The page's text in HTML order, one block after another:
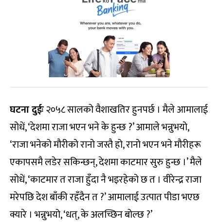
घटना दुईः२०५८ सालको वैशाखतिर हुनपर्छ । मैले आमालाई
सोधें, ‘देशमा राजा भएन भने के हुन्छ ?’ आमाले भन्नुभयो,
‘राजा भनेको मौरीको रानो जस्तै हो, रानो भएन भने मौरीहरू
एकापसमै लडेर सकिन्छन्, देशमा काटमार सुरु हुन्छ ।’ मैले
सोधें, ‘काटमार त राजा हुँदा नै भइरहेको छ त । वीरेन्द्र राजा
मरेपछि देश बाँकी रहँदैन त ?’ आमालाई उत्पात पीडा भएछ
क्यारे । भन्नुभयो, ‘धत्, के अलच्छिन बोल्छ ?’